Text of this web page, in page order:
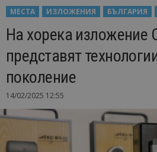
МЕСТА
ИЗЛОЖЕНИЯ БЪЛГАРИЯ
На хорека
представят
поколение
14/02/2025 12:55